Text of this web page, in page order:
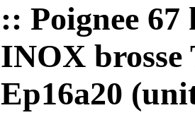
:: Poignee
INOX brosse
Ep16a20